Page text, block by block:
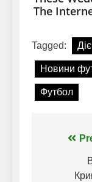
Tagged:
Новини
Футбол